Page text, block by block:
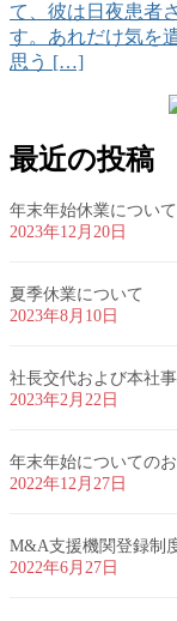
て、彼は日夜患者
す。あれだけ気を
思う […]
最近の投稿
年末年始休業について
2023年12月20日
夏季休業について
2023年8月10日
社長交代および本社
2023年2月22日
年末年始についての
2022年12月27日
M&A支援機関登録制
2022年6月27日